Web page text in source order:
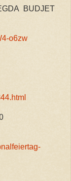
BUDJET
o6zw